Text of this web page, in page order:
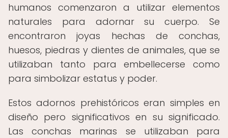
humanos comenzaron a utilizar elementos
naturales para adornar su cuerpo. Se
encontraron joyas hechas de conchas,
huesos, piedras y dientes de animales, que se
utilizaban tanto para embellecerse como
para simbolizar estatus y poder.
Estos adornos prehistóricos eran simples en
diseño pero significativos en su significado.
Las conchas marinas se utilizaban para